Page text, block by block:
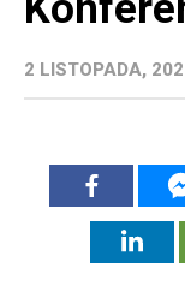
2 LISTOPADA,